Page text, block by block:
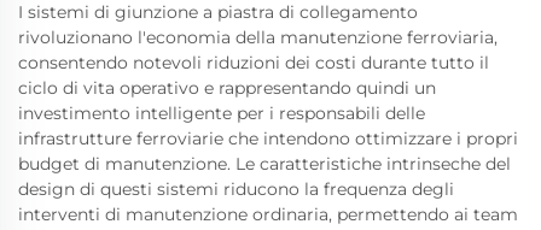
I sistemi di giunzione a piastra di collegamento
rivoluzionano l'economia della manutenzione ferroviaria,
consentendo notevoli riduzioni dei costi durante tutto il
ciclo di vita operativo e rappresentando quindi un
investimento intelligente per i responsabili delle
infrastrutture ferroviarie che intendono ottimizzare i propri
budget di manutenzione. Le caratteristiche intrinseche del
design di questi sistemi riducono la frequenza degli
interventi di manutenzione ordinaria, permettendo ai team